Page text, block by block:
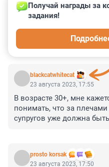
23 августа 2023, 20:51
Чет тетя лоханулась.
начинать...Типа вот я
доказать, что у тебя
числа каждого месяца.
еще наши женщины в
государственными
blackcatwhitecat
Получай награды за
задания!
23 августа 2023, 17:55
В возрасте 30+, мне
понимать, что за
супругов уже должна
prosto korsak
23 августа 2023, 17:50